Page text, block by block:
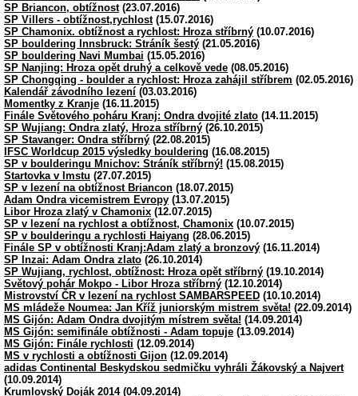
SP Briancon, obtížnost(23.07.2016)
SP Villers - obtížnost,rychlost(15.07.2016)
SP Chamonix. obtížnost a rychlost: Hroza stříbrný (10.07.2016)
SP bouldering Innsbruck: Stráník šestý (21.05.2016)
SP bouldering Navi Mumbai (15.05.2016)
SP Nanjing: Hroza opět druhý a celkově vede (08.05.2016)
SP Chongqing - boulder a rychlost: Hroza zahájil stříbrem (02.05.2016)
Kalendář závodního lezení (03.03.2016)
Momentky z Kranje (16.11.2015)
Finále Světového poháru Kranj: Ondra dvojité zlato (14.11.2015)
SP Wujiang: Ondra zlatý, Hroza stříbrný (26.10.2015)
SP Stavanger: Ondra stříbrný (22.08.2015)
IFSC Worldcup 2015 výsledky bouldering (16.08.2015)
SP v boulderingu Mnichov: Stráník stříbrný! (15.08.2015)
Startovka v Imstu (27.07.2015)
SP v lezení na obtížnost Briancon (18.07.2015)
Adam Ondra vicemistrem Evropy (13.07.2015)
Libor Hroza zlatý v Chamonix (12.07.2015)
SP v lezení na rychlost a obtížnost, Chamonix (10.07.2015)
SP v boulderingu a rychlosti Haiyang (28.06.2015)
Finále SP v obtížnosti Kranj:Adam zlatý a bronzový (16.11.2014)
SP Inzai: Adam Ondra zlato (26.10.2014)
SP Wujiang, rychlost, obtížnost: Hroza opět stříbrný (19.10.2014)
Světový pohár Mokpo - Libor Hroza stříbrný (12.10.2014)
Mistrovství ČR v lezení na rychlost SAMBARSPEED (10.10.2014)
MS mládeže Noumea: Jan Kříž juniorským mistrem světa! (22.09.2014)
MS Gijón: Adam Ondra dvojitým místrem světa! (14.09.2014)
MS Gijón: semifinále obtížnosti - Adam topuje (13.09.2014)
MS Gijón: Finále rychlosti (12.09.2014)
MS v rychlosti a obtížnosti Gijon (12.09.2014)
adidas Continental Beskydskou sedmičku vyhráli Žákovský a Najvert
(10.09.2014)
Krumlovský Doják 2014 (04.09.2014)